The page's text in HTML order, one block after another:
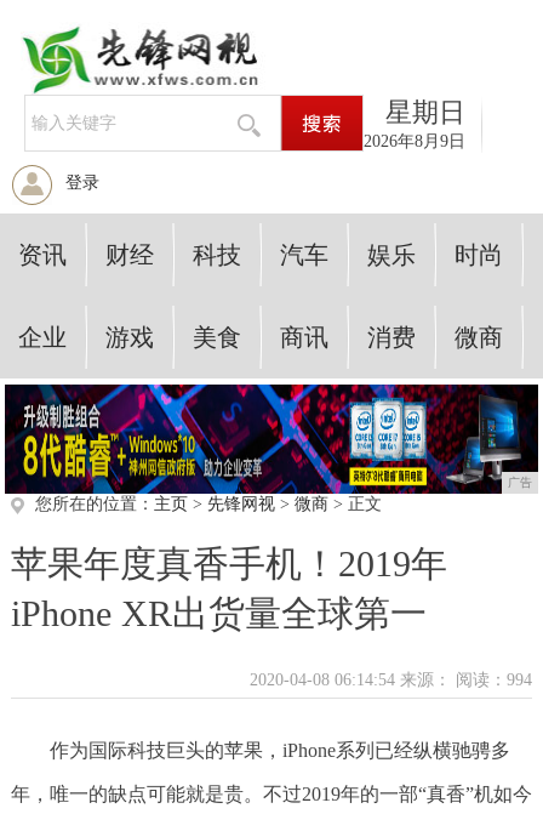
星期日
2026年8月9日
登录
资讯 财经 科技 汽车 娱乐 时尚
企业 游戏 美食 商讯 消费 微商
广告
您所在的位置： 主页 > 先锋网视> 微商> 正文
苹果年度真香手机！2019年
iPhone XR出货量全球第一
2020-04-08 06:14:54 来源： 阅读：994
作为国际科技巨头的苹果，iPhone系列已经纵横驰骋多
年，唯一的缺点可能就是贵。不过2019年的一部“真香”机如今